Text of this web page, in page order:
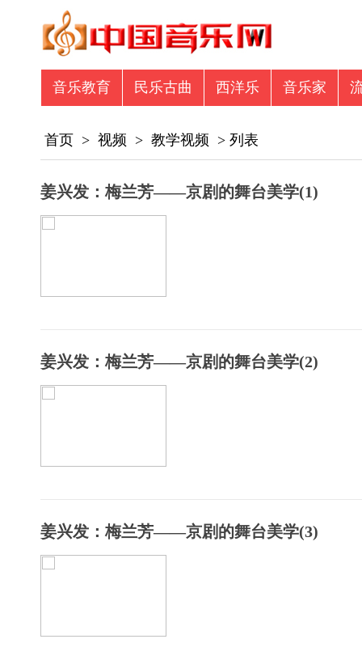
音乐教育 民乐古曲 西洋乐 音乐家
首页 > 视频 > 教学视频 > 列表
姜兴发：梅兰芳——京剧的舞台美学(1)
姜兴发：梅兰芳——京剧的舞台美学(2)
姜兴发：梅兰芳——京剧的舞台美学(3)